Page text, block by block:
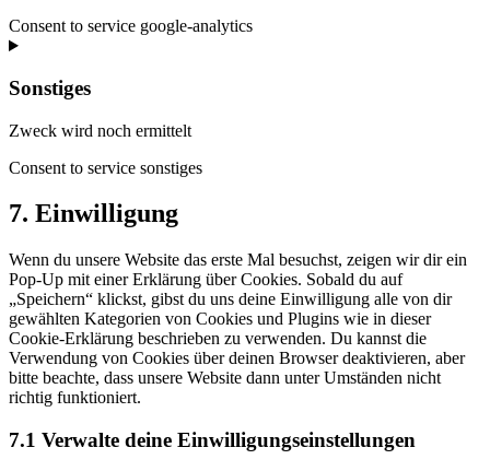
Consent to service google-analytics
Sonstiges
Zweck wird noch ermittelt
Consent to service sonstiges
7. Einwilligung
Wenn du unsere Website das erste Mal besuchst, zeigen wir dir ein
Pop-Up mit einer Erklärung über Cookies. Sobald du auf
„Speichern“ klickst, gibst du uns deine Einwilligung alle von dir
gewählten Kategorien von Cookies und Plugins wie in dieser
Cookie-Erklärung beschrieben zu verwenden. Du kannst die
Verwendung von Cookies über deinen Browser deaktivieren, aber
bitte beachte, dass unsere Website dann unter Umständen nicht
richtig funktioniert.
7.1 Verwalte deine Einwilligungseinstellungen